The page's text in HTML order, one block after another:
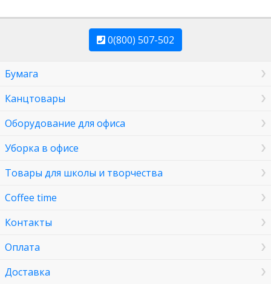
0(800) 507-502
Бумага
Канцтовары
Оборудование для офиса
Уборка в офисе
Товары для школы и творчества
Coffee time
Контакты
Оплата
Доставка